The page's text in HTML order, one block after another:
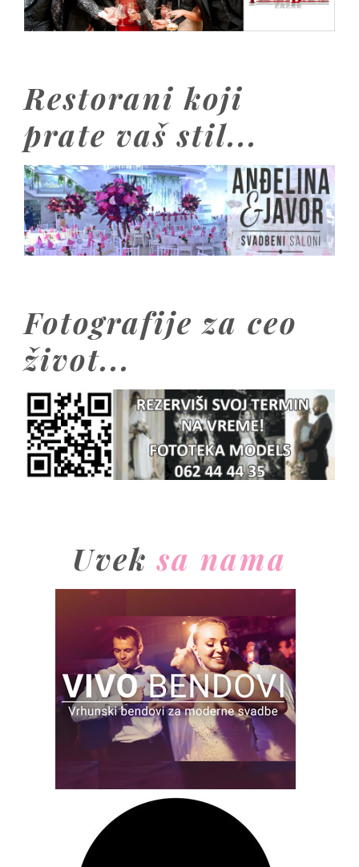
Restorani koji
prate vaš stil...
Fotografije za ceo
život...
Uvek sa nama